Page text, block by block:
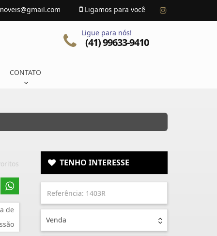
Ligamos para você
CONTATO
Ligue para nós!
(41) 99633-9410
de
TENHO INTERESSE
Venda